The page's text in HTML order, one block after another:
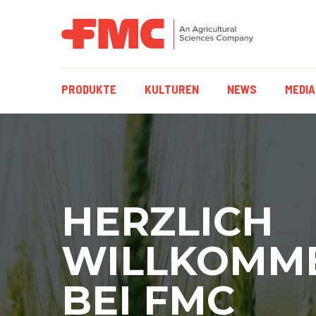
PRODUKTE KULTUREN NEWS MEDIA
HERZLICH
BEI FMC